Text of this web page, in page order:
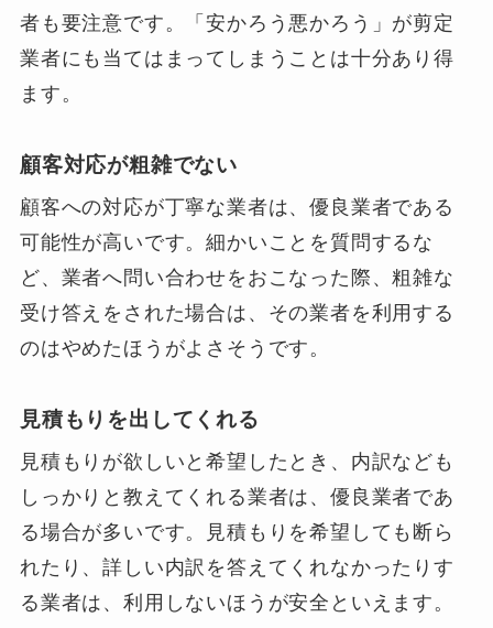
者も要注意です。「安かろう悪かろう」が剪定
業者にも当てはまってしまうことは十分あり得
ます。
顧客対応が粗雑でない
顧客への対応が丁寧な業者は、優良業者である
可能性が高いです。細かいことを質問するな
ど、業者へ問い合わせをおこなった際、粗雑な
受け答えをされた場合は、その業者を利用する
のはやめたほうがよさそうです。
見積もりを出してくれる
見積もりが欲しいと希望したとき、内訳なども
しっかりと教えてくれる業者は、優良業者であ
る場合が多いです。見積もりを希望しても断ら
れたり、詳しい内訳を答えてくれなかったりす
る業者は、利用しないほうが安全といえます。